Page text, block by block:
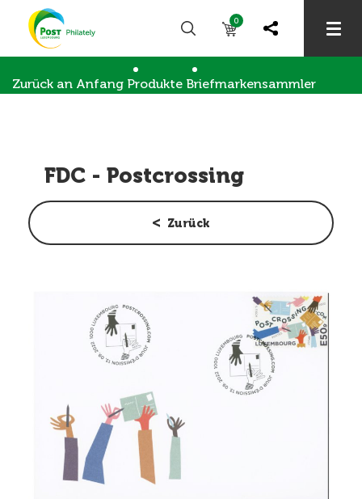
0
Zurück an Anfang Produkte Briefmarkensammler
FDC - Postcrossing
Zurück